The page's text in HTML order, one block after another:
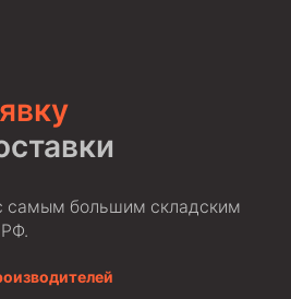
самым большим складским